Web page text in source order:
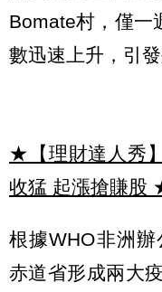
Bomate村，僅一
數迅速上升，引
★【理財達人秀
收猛 起漲搶賺股
根據WHO非洲
赤道省形成兩大